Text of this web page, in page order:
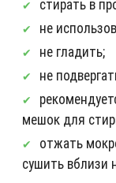
стирать в
не
не гладить;
не
мешок для
отжать
сушить вблизи